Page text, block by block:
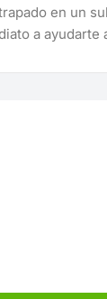
en un
a ayudarte